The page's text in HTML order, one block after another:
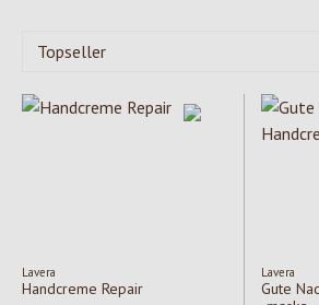
Lavera
Handcreme Repair
Lavera
Gute